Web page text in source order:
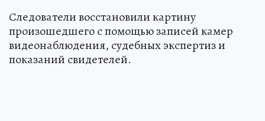
Следователи восстановили картину
произошедшего с помощью записей камер
видеонаблюдения, судебных экспертиз и
показаний свидетелей.